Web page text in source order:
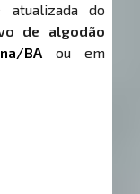
atualizada do
de algodão
BAou em